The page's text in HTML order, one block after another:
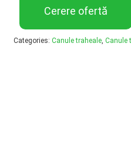
Cerere ofertă
Categories: Canule traheale, Canule